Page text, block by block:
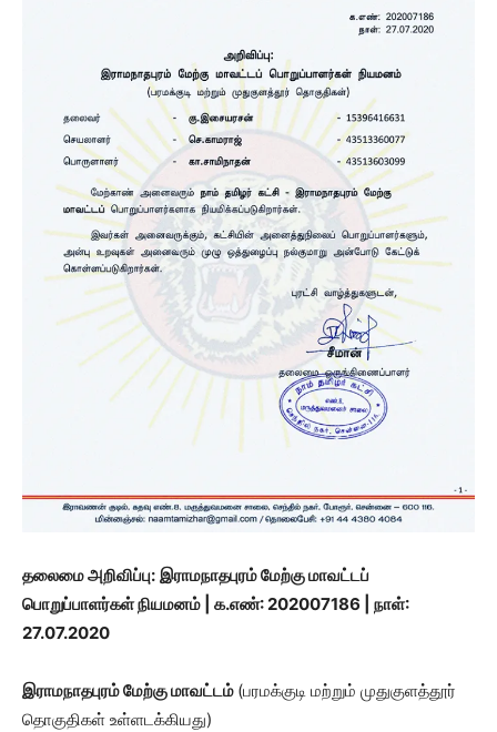
தலைமை அறிவிப்பு: இராமநாதபுரம் மேற்கு மாவட்டப்
பொறுப்பாளர்கள் நியமனம் | க.எண்: 202007186 | நாள்:
27.07.2020
இராமநாதபுரம் மேற்கு மாவட்டம் (பரமக்குடி மற்றும் முதுகுளத்தூர்
தொகுதிகள் உள்ளடக்கியது)